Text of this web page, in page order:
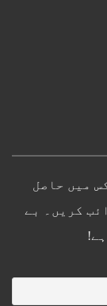
میں حاصل
کریں۔ بے